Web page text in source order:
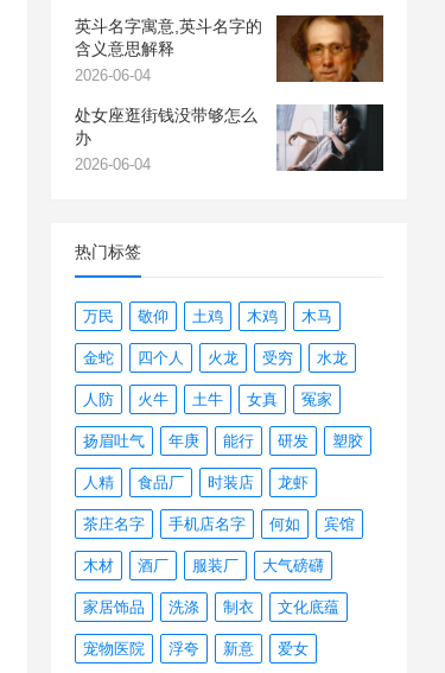
英斗名字寓意,英斗名字的
含义意思解释
2026-06-04
处女座逛街钱没带够怎么
办
2026-06-04
热门标签
万民 敬仰 土鸡 木鸡 木马
金蛇 四个人 火龙 受穷 水龙
人防 火牛 土牛 女真 冤家
扬眉吐气 年庚 能行 研发 塑胶
人精 食品厂 时装店 龙虾
茶庄名字 手机店名字 何如 宾馆
木材 酒厂 服装厂 大气磅礴
家居饰品 洗涤 制衣 文化底蕴
宠物医院 浮夸 新意 爱女